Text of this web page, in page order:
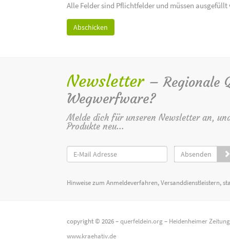
Alle Felder sind Pflichtfelder und müssen ausgefüllt
Newsletter – Regionale
Wegwerfware?
Melde dich für unseren Newsletter an,
Produkte neu...
Absenden
Hinweise zum Anmeldeverfahren, Versanddienstleistern,
copyright © 2026 –querfeldein.org– Heidenheimer
www.kraehativ.de